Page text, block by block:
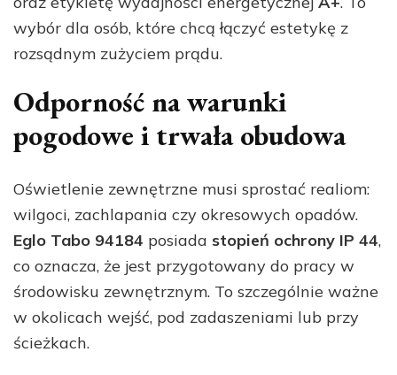
wybór dla osób, które chcą łączyć estetykę z
rozsądnym zużyciem prądu.
Odporność na warunki
pogodowe i trwała obudowa
Oświetlenie zewnętrzne musi sprostać realiom:
wilgoci, zachlapania czy okresowych opadów.
Eglo Tabo 94184 posiada stopień ochrony IP 44,
co oznacza, że jest przygotowany do pracy w
środowisku zewnętrznym. To szczególnie ważne
w okolicach wejść, pod zadaszeniami lub przy
ścieżkach.